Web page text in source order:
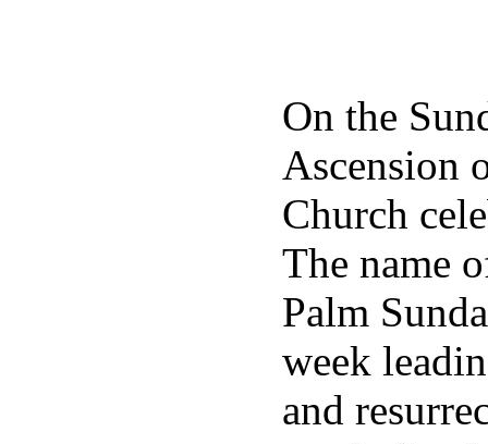
On the
Ascension
Church
The name
Palm
week
and